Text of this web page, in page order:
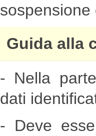
sospensione
Guida alla
- Nella
dati
- Deve